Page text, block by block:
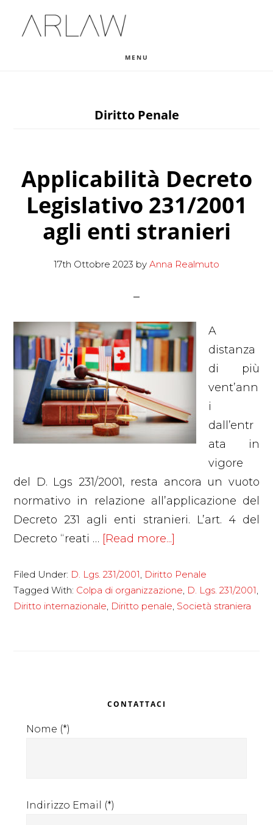
MENU
Diritto Penale
Applicabilità Decreto
Legislativo 231/2001
agli enti stranieri
17th Ottobre 2023 by Anna Realmuto
A
distanza
di più
vent’ann
i
dall’entr
ata in
vigore
del D. Lgs 231/2001, resta ancora un vuoto
normativo in relazione all’applicazione del
Decreto 231 agli enti stranieri. L’art. 4 del
Decreto “reati … [Read more...]
Decreto
Legislativo
231/2001
Filed Under: D. Lgs. 231/2001, Diritto Penale
Tagged With: Colpa di organizzazione, D. Lgs. 231/2001,
Diritto internazionale, Diritto penale, Società straniera
Sidebar
CONTATTACI
Nome (*)
Indirizzo Email (*)